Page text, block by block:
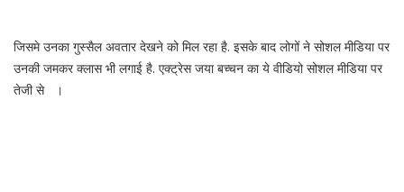
जिसमे उनका गुस्सैल अवतार देखने को मिल रहा है. इसके बाद लोगों ने सोशल मीडिया पर
उनकी जमकर क्लास भी लगाई है. एक्ट्रेस जया बच्चन का ये वीडियो सोशल मीडिया पर
तेजी से ।